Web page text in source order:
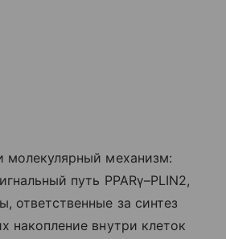
молекулярный механизм:
путь PPARγ–PLIN2,
ответственные за синтез
накопление внутри клеток